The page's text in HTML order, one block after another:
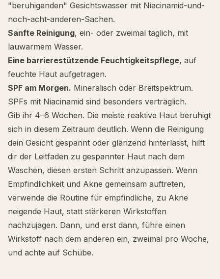
"beruhigenden" Gesichtswasser mit Niacinamid-und-
noch-acht-anderen-Sachen.
Sanfte Reinigung, ein- oder zweimal täglich, mit
lauwarmem Wasser.
Eine barrierestützende Feuchtigkeitspflege, auf
feuchte Haut aufgetragen.
SPF am Morgen. Mineralisch oder Breitspektrum.
SPFs mit Niacinamid sind besonders verträglich.
Gib ihr 4–6 Wochen. Die meiste reaktive Haut beruhigt
sich in diesem Zeitraum deutlich. Wenn die Reinigung
dein Gesicht gespannt oder glänzend hinterlässt, hilft
dir der Leitfaden zu gespannter Haut nach dem
Waschen, diesen ersten Schritt anzupassen. Wenn
Empfindlichkeit und Akne gemeinsam auftreten,
verwende die Routine für empfindliche, zu Akne
neigende Haut, statt stärkeren Wirkstoffen
nachzujagen. Dann, und erst dann, führe einen
Wirkstoff nach dem anderen ein, zweimal pro Woche,
und achte auf Schübe.